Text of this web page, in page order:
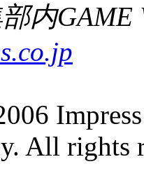
内GAME
All rights